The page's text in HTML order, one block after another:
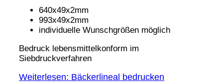
640x49x2mm
993x49x2mm
individuelle Wunschgrößen möglich
Bedruck lebensmittelkonform im
Siebdruckverfahren
Weiterlesen: Bäckerlineal bedrucken